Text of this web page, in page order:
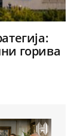
горива